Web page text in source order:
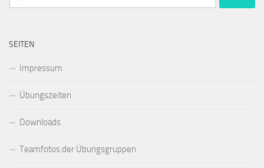
nach:
SEITEN
Impressum
Übungszeiten
Downloads
Teamfotos der Übungsgruppen